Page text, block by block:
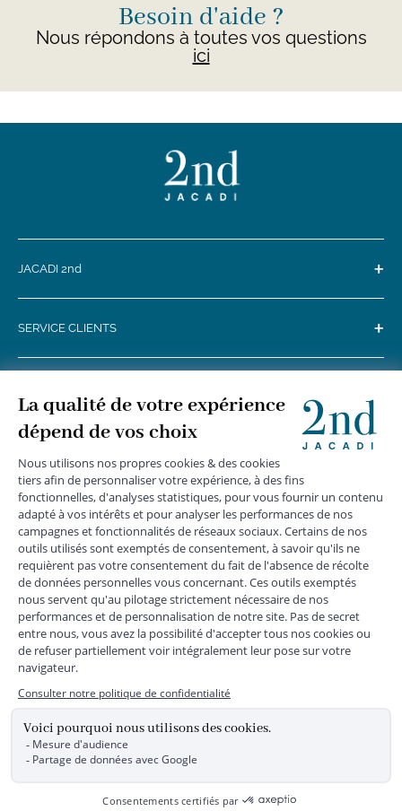
Besoin d'aide ?
Nous répondons à toutes vos questions
ici
JACADI 2nd +
SERVICE CLIENTS +
MENTIONS LÉGALES
DONNÉES PERSONNELLES
*Livraison express gratuite en point relais dès 59 € et à domicile dès 150
€ vers la France Métropolitaine
Les données collectées par la société JACADI, responsable
du traitement, sont nécessaires à l'envoi de newsletters, à la
création de compte, pour le traitement, le suivi et la livraison
de votre commande, ainsi que pour le suivi de votre
adhésion au programme fidélité. Conformément au
Règlement Européen 2016/679 du 27 avril 2016 sur la
protection des données personnelles, vous bénéficiez d'un
rectification, d'opposition, d'effacement, de portabilité ou de
limitation aux traitements de données vous concernant.
Vous pouvez exercer vos droits en écrivant à JACADI –
Service Clients – 2/10 Rue Chaptal, 92300 LEVALLOIS-
Pour plus d'informations, vous pouvez consulter notre